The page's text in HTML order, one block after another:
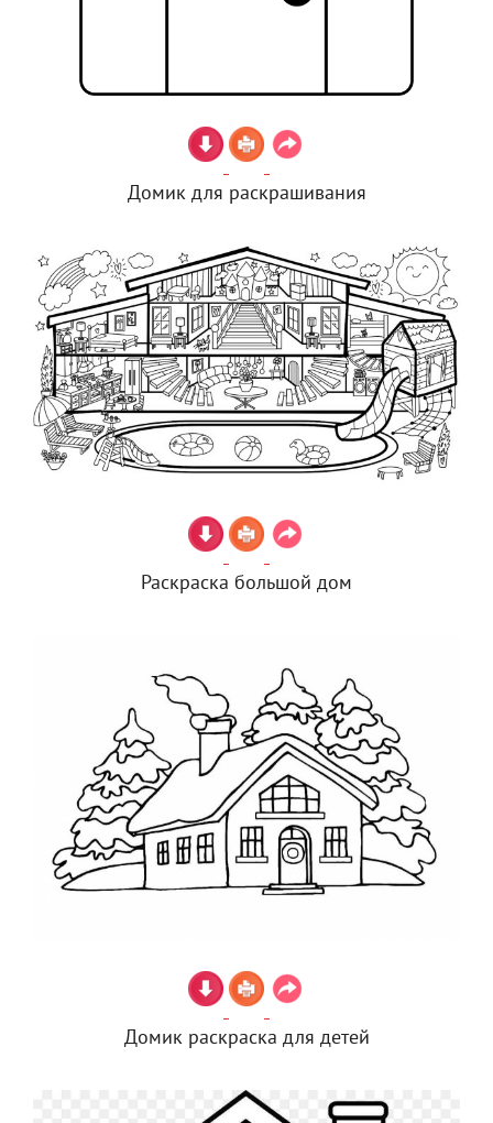
Домик для раскрашивания
Раскраска большой дом
Домик раскраска для детей